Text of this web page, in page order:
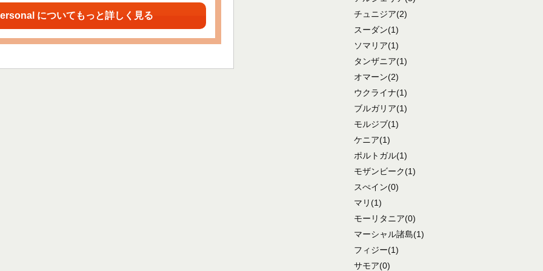
についてもっと詳しく見る
チュニジア(2)
スーダン(1)
ソマリア(1)
タンザニア(1)
オマーン(2)
ウクライナ(1)
ブルガリア(1)
モルジブ(1)
ケニア(1)
ポルトガル(1)
モザンビーク(1)
スぺイン(0)
マリ(1)
モーリタニア(0)
マーシャル諸島(1)
フィジー(1)
サモア(0)